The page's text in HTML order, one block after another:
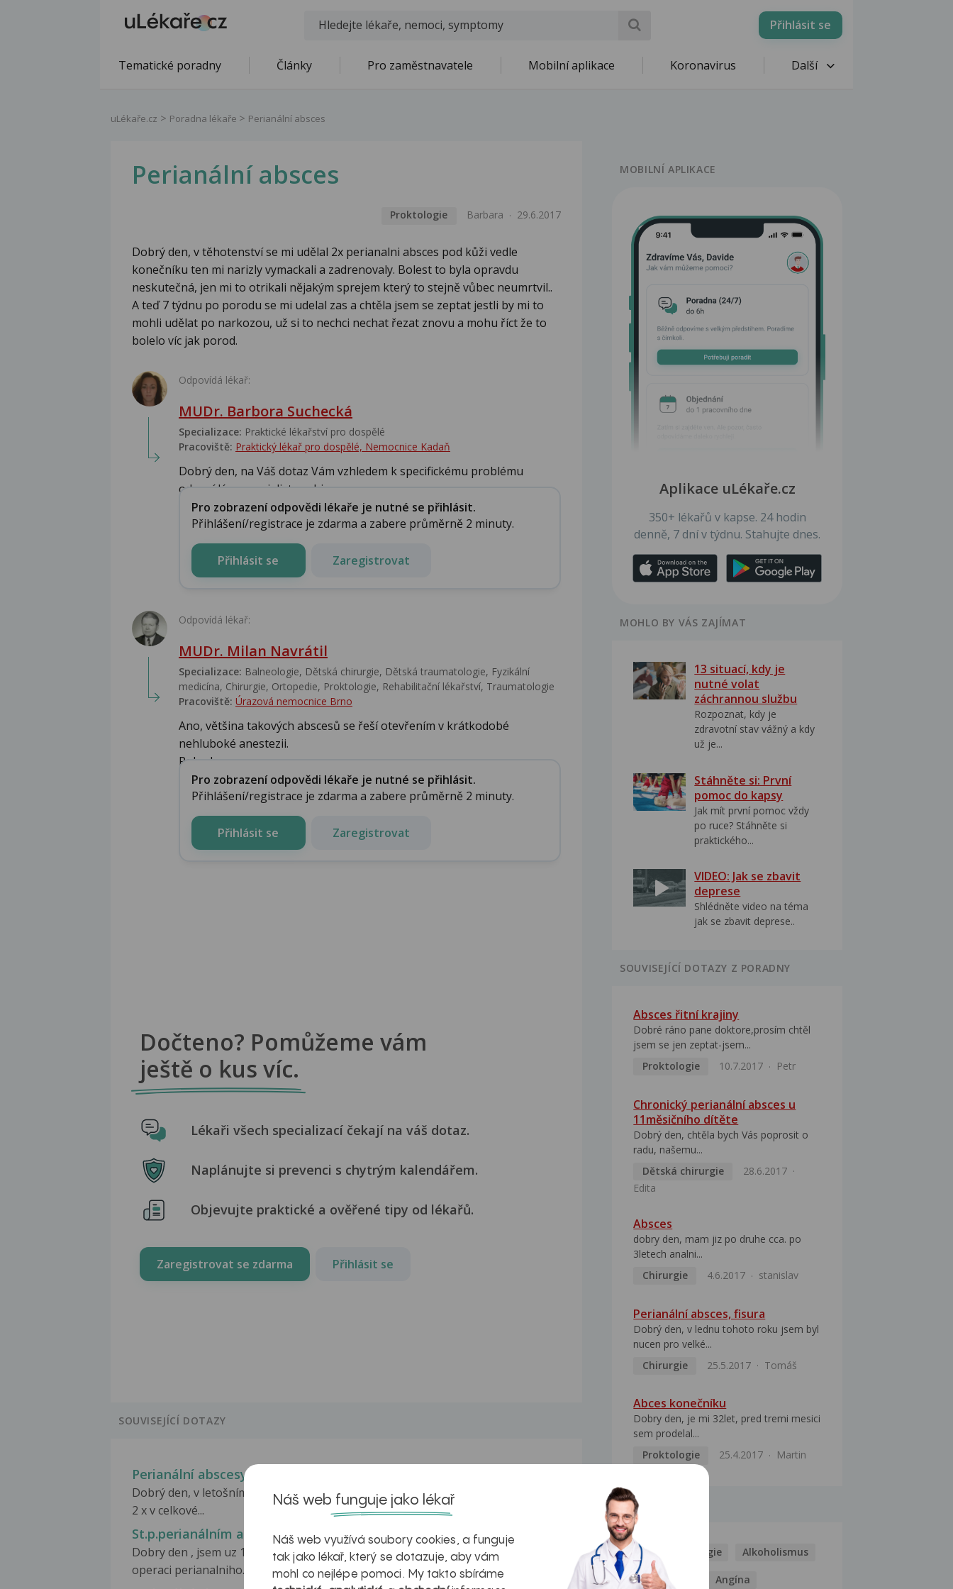
Přihlásit se
Tematické poradny Články Pro zaměstnavatele Mobilní aplikace Koronavirus Další
uLékaře.cz Poradna lékaře Perianální absces
Perianální absces
Proktologie Barbara 29.6.2017
Dobrý den, v těhotenství se mi udělal 2x perianalni absces pod kůži vedle
konečníku ten mi narizly vymackali a zadrenovaly. Bolest to byla opravdu
neskutečná, jen mi to otrikali nějakým sprejem který to stejně vůbec neumrtvil..
A teď 7 týdnu po porodu se mi udelal zas a chtěla jsem se zeptat jestli by mi to
mohli udělat po narkozou, už si to nechci nechat řezat znovu a mohu říct že to
bolelo víc jak porod.
Odpovídá lékař:
MUDr. Barbora Suchecká
Specializace: Praktické lékařství pro dospělé
Pracoviště: Praktický lékař pro dospělé, Nemocnice Kadaň
Dobrý den, na Váš dotaz Vám vzhledem k specifickému problému
odpoví lépe specialista - chiru...
Pro zobrazení odpovědi lékaře je nutné se přihlásit.
Přihlášení/registrace je zdarma a zabere průměrně 2 minuty.
Přihlásit se Zaregistrovat
Odpovídá lékař:
MUDr. Milan Navrátil
Specializace: Balneologie, Dětská chirurgie, Dětská traumatologie, Fyzikální
medicína, Chirurgie, Ortopedie, Proktologie, Rehabilitační lékařství‎, Traumatologie
Pracoviště: Úrazová nemocnice Brno
Ano, většina takových abscesů se řeší otevřením v krátkodobé
nehluboké anestezii.
Pokud...
Pro zobrazení odpovědi lékaře je nutné se přihlásit.
Přihlášení/registrace je zdarma a zabere průměrně 2 minuty.
Přihlásit se Zaregistrovat
Dočteno? Pomůžeme vám
ještě o kus víc.
Lékaři všech specializací čekají na váš dotaz.
Naplánujte si prevenci s chytrým kalendářem.
Objevujte praktické a ověřené tipy od lékařů.
Zaregistrovat se zdarma Přihlásit se
SOUVISEJÍCÍ DOTAZY
Perianální abscesy
Dobrý den, v letošním roce jsem byla
2 x v celkové...
Dobrý den, v lednu tohoto roku jsem
byl nucen pro velké...
St.p.perianálním abscesu
Dobry den , jsem uz 10mesicu po
operaci perianalniho...
Perianální absces
Dobrý den psala jsem dotaz č.213140
ten jakoby vyrustek...
MOBILNÍ APLIKACE
Aplikace uLékaře.cz
350+ lékařů v kapse. 24 hodin
denně, 7 dní v týdnu. Stahujte dnes.
MOHLO BY VÁS ZAJÍMAT
13 situací, kdy je
nutné volat
záchrannou službu
Rozpoznat, kdy je
zdravotní stav vážný a kdy
už je...
Stáhněte si: První
pomoc do kapsy
Jak mít první pomoc vždy
po ruce? Stáhněte si
praktického...
VIDEO: Jak se zbavit
deprese
Shlédněte video na téma
jak se zbavit deprese..
SOUVISEJÍCÍ DOTAZY Z PORADNY
Absces řitní krajiny
Dobré ráno pane doktore,prosím chtěl
jsem se jen zeptat-jsem...
Proktologie
10.7.2017 Petr
Chronický perianální absces u
11měsičního dítěte
Dobrý den, chtěla bych Vás poprosit o
radu, našemu...
Dětská chirurgie
28.6.2017
Edita
Absces
dobry den, mam jiz po druhe cca. po
3letech analni...
Chirurgie
4.6.2017 stanislav
Perianální absces, fisura
Dobrý den, v lednu tohoto roku jsem byl
nucen pro velké...
Chirurgie
25.5.2017 Tomáš
Abces konečníku
Dobry den, je mi 32let, pred tremi mesici
sem prodelal...
Proktologie
25.4.2017 Martin
NEMOCI
Kašel Alergie Alkoholismus
Analgetika Angína
Náš web funguje jako lékař
Náš web využívá soubory cookies, a funguje
tak jako lékař, který se dotazuje, aby vám
mohl co nejlépe pomoci. My takto sbíráme